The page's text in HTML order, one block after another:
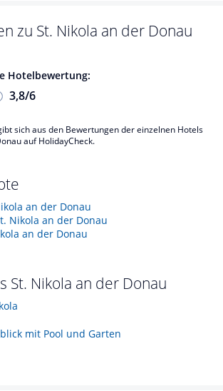
zu St. Nikola an der Donau
Hotelbewertung:
3,8/6
sich aus den Bewertungen der einzelnen Hotels
auf HolidayCheck.
an der Donau
Nikola an der Donau
an der Donau
St. Nikola an der Donau
mit Pool und Garten